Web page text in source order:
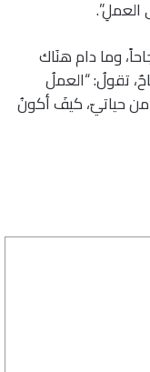
العملِ”.
وما دام هنَاك
تقولُ: “العملُ
حياتيّ، كيفَ أكونُ